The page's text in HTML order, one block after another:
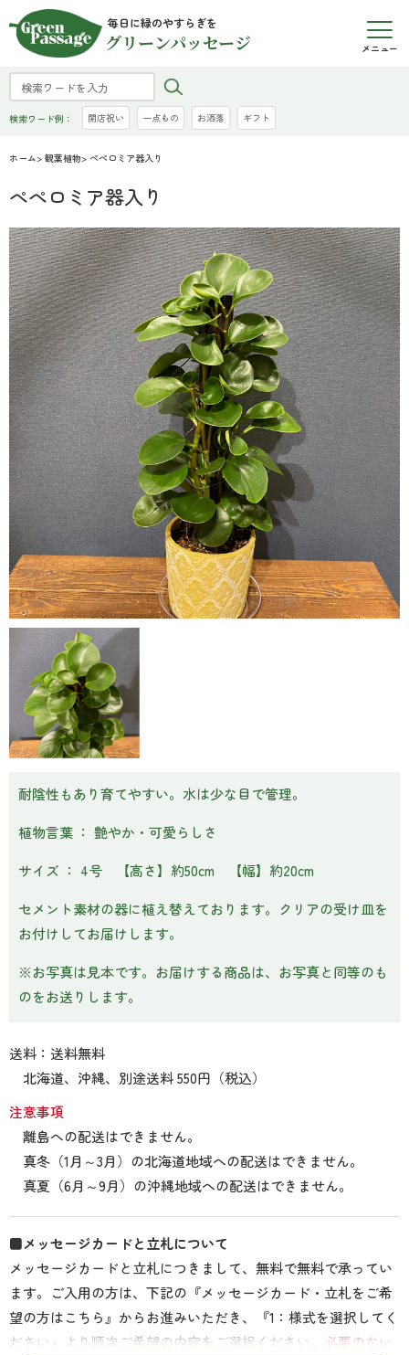
毎日に緑のやすらぎを
グリーンパッセージ メニュー
検索ワード例： 開店祝い 一点もの お洒落 ギフト
ホーム> 観葉植物> ぺぺロミア器入り
ぺぺロミア器入り
耐陰性もあり育てやすい。水は少な目で管理。
植物言葉 ： 艶やか・可愛らしさ
サイズ ： 4号 【高さ】約50cm 【幅】約20cm
セメント素材の器に植え替えております。クリアの受け皿を
お付けしてお届けします。
※お写真は見本です。お届けする商品は、お写真と同等のも
のをお送りします。
送料：送料無料
北海道、沖縄、別途送料 550円（税込）
注意事項
離島への配送はできません。
真冬（1月～3月）の北海道地域への配送はできません。
真夏（6月～9月）の沖縄地域への配送はできません。
■メッセージカードと立札について
メッセージカードと立札につきまして、無料で無料で承ってい
ます。ご入用の方は、下記の『メッセージカード・立札をご希
望の方はこちら』からお進みいただき、『1：様式を選択してく
ださい』より順次ご希望の内容をご選択ください。 必要のない